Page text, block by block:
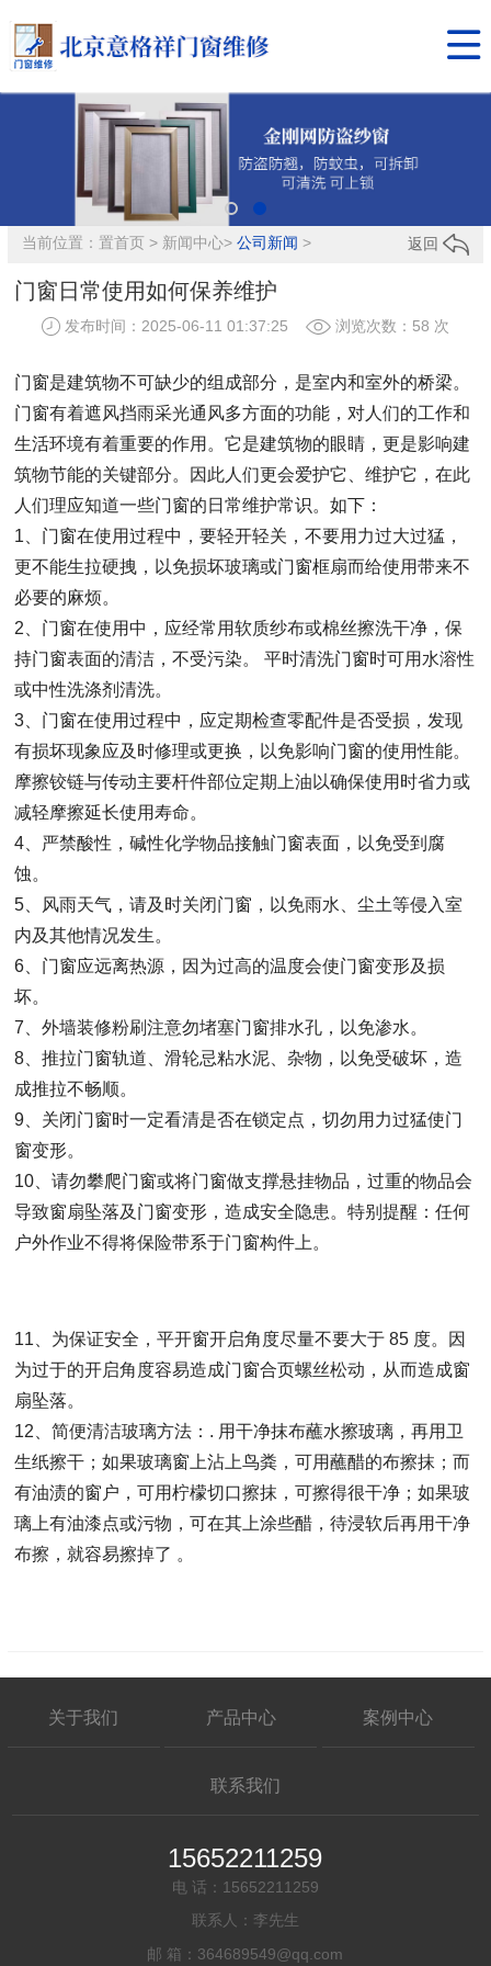

当前位置：置首页> 新闻中心> 公司新闻 > 返回
门窗日常使用如何保养维护
发布时间：2025-06-11 01:37:25 浏览次数： 58 次
门窗是建筑物不可缺少的组成部分，是室内和室外的桥梁。
门窗有着遮风挡雨采光通风多方面的功能，对人们的工作和
生活环境有着重要的作用。它是建筑物的眼睛，更是影响建
筑物节能的关键部分。因此人们更会爱护它、维护它，在此
人们理应知道一些门窗的日常维护常识。如下：
1、门窗在使用过程中，要轻开轻关，不要用力过大过猛，
更不能生拉硬拽，以免损坏玻璃或门窗框扇而给使用带来不
必要的麻烦。
2、门窗在使用中，应经常用软质纱布或棉丝擦洗干净，保
持门窗表面的清洁，不受污染。 平时清洗门窗时可用水溶性
或中性洗涤剂清洗。
3、门窗在使用过程中，应定期检查零配件是否受损，发现
有损坏现象应及时修理或更换，以免影响门窗的使用性能。
摩擦铰链与传动主要杆件部位定期上油以确保使用时省力或
减轻摩擦延长使用寿命。
4、严禁酸性，碱性化学物品接触门窗表面，以免受到腐
蚀。
5、风雨天气，请及时关闭门窗，以免雨水、尘土等侵入室
内及其他情况发生。
6、门窗应远离热源，因为过高的温度会使门窗变形及损
坏。
7、外墙装修粉刷注意勿堵塞门窗排水孔，以免渗水。
8、推拉门窗轨道、滑轮忌粘水泥、杂物，以免受破坏，造
成推拉不畅顺。
9、关闭门窗时一定看清是否在锁定点，切勿用力过猛使门
窗变形。
10、请勿攀爬门窗或将门窗做支撑悬挂物品，过重的物品会
导致窗扇坠落及门窗变形，造成安全隐患。特别提醒：任何
户外作业不得将保险带系于门窗构件上。
11、为保证安全，平开窗开启角度尽量不要大于 85 度。因
为过于的开启角度容易造成门窗合页螺丝松动，从而造成窗
扇坠落。
12、简便清洁玻璃方法：. 用干净抹布蘸水擦玻璃，再用卫
生纸擦干；如果玻璃窗上沾上鸟粪，可用蘸醋的布擦抹；而
有油渍的窗户，可用柠檬切口擦抹，可擦得很干净；如果玻
璃上有油漆点或污物，可在其上涂些醋，待浸软后再用干净
布擦，就容易擦掉了 。
关于我们 产品中心 案例中心
联系我们
15652211259
电 话：15652211259
联系人：李先生
邮 箱：364689549@qq.com